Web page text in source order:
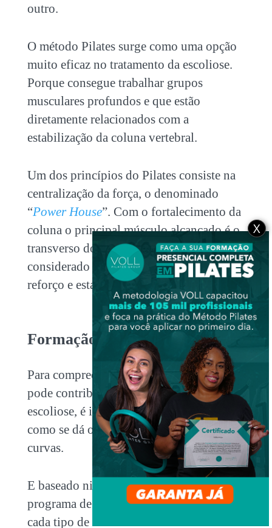
outro.
O método Pilates surge como uma opção
muito eficaz no tratamento da escoliose.
Porque consegue trabalhar grupos
musculares profundos e que estão
diretamente relacionados com a
estabilização da coluna vertebral.
Um dos princípios do Pilates consiste na
centralização da força, o denominado
“Power House”. Com o fortalecimento da
coluna o principal músculo alcançado é o
transverso do abdômen, que é
considerado a base para o tratamento de
reforço e estabilidade da coluna.
Formação das curvas
Para compreendermos como o Pilates
pode contribuir no tratamento da
escoliose, é importante compreender
como se dá o processo de formação das
curvas.
E baseado nisso, podemos direcionar um
programa de exercícios específicos para
cada tipo de escoliose.
X